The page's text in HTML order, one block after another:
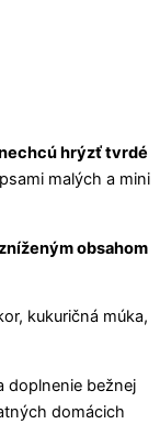
hrýzť tvrdé
malých a mini
obsahom
kukuričná múka,
doplnenie bežnej
domácich